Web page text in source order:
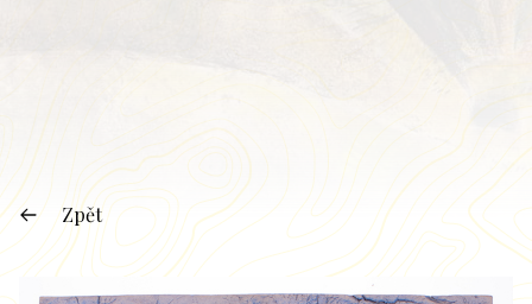
Zpět